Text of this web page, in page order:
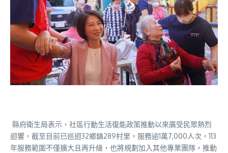
縣府衛生局表示，社區行動生活復能政策推動以來廣受民眾熱烈
迴響，截至目前已巡迴32鄉鎮289村里，服務逾1萬7,000人次，113
年服務範圍不僅擴大且再升級，也將規劃加入其他專業團隊，推動